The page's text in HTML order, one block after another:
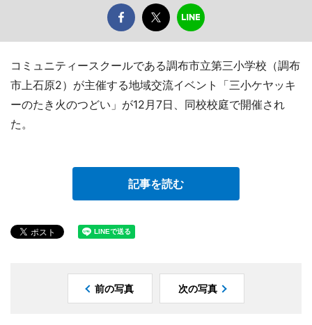
コミュニティースクールである調布市立第三小学校（調布
市上石原2）が主催する地域交流イベント「三小ケヤッキ
ーのたき火のつどい」が12月7日、同校校庭で開催され
た。
記事を読む
前の写真 次の写真